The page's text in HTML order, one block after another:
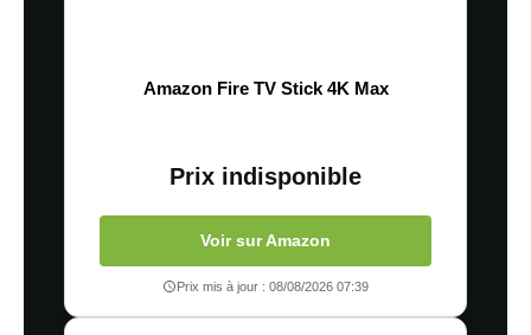
Amazon Fire TV Stick 4K Max
Prix indisponible
Voir sur Amazon
Prix mis à jour : 08/08/2026 07:39